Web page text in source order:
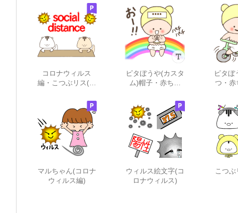
コロナウィルス
編・こつぶリス(注
ピタぼうや(カスタ
ム)帽子・赤ちゃ
ピタぼ
つ・赤
マルちゃん(コロナ
ウィルス編)
ウィルス絵文字(コ
ロナウィルス)
こつ